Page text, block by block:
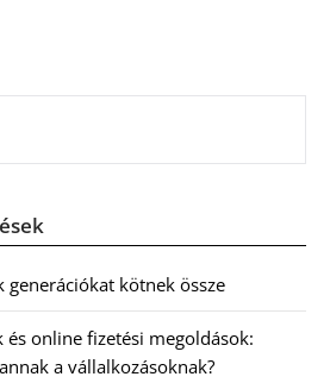
generációkat kötnek össze
online fizetési megoldások:
a vállalkozásoknak?